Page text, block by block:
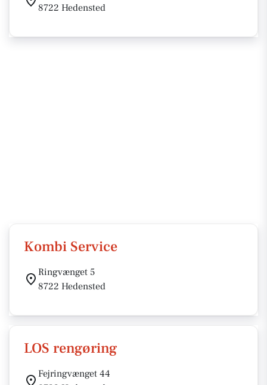
8722 Hedensted
Kombi Service
Ringvænget 5
8722 Hedensted
LOS rengøring
Fejringvænget 44